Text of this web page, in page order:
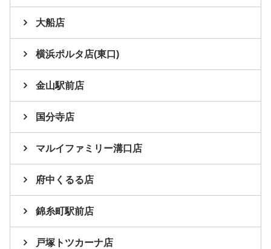
大船店
横浜ポルタ店(東口)
金山駅前店
国分寺店
マルイファミリー溝口店
府中くるる店
錦糸町駅前店
戸塚トツカーナ店